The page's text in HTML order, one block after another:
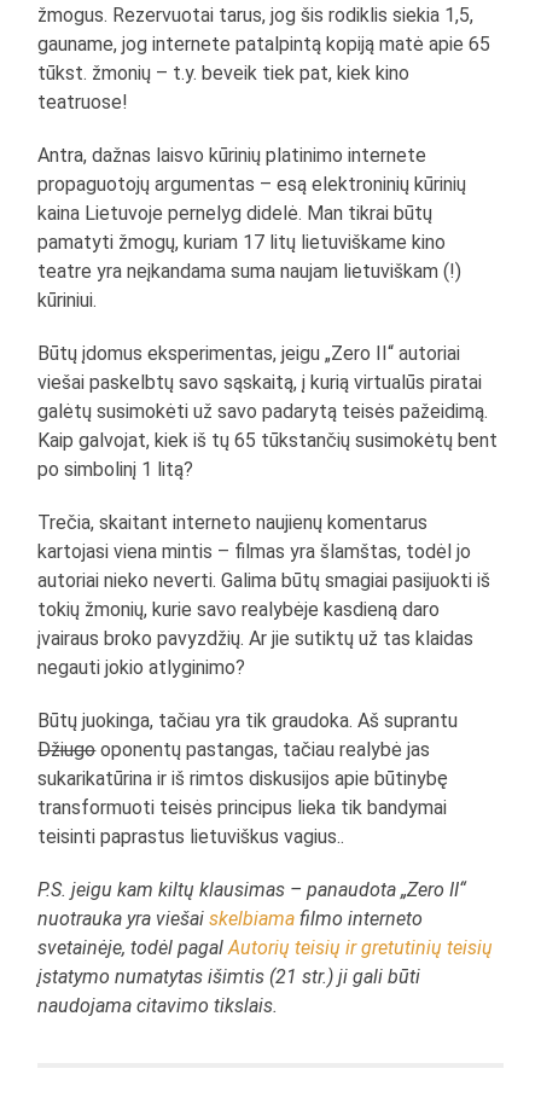
žmogus. Rezervuotai tarus, jog šis rodiklis siekia 1,5,
gauname, jog internete patalpintą kopiją matė apie 65
tūkst. žmonių – t.y. beveik tiek pat, kiek kino
teatruose!
Antra, dažnas laisvo kūrinių platinimo internete
propaguotojų argumentas – esą elektroninių kūrinių
kaina Lietuvoje pernelyg didelė. Man tikrai būtų
pamatyti žmogų, kuriam 17 litų lietuviškame kino
teatre yra neįkandama suma naujam lietuviškam (!)
kūriniui.
Būtų įdomus eksperimentas, jeigu „Zero II“ autoriai
viešai paskelbtų savo sąskaitą, į kurią virtualūs piratai
galėtų susimokėti už savo padarytą teisės pažeidimą.
Kaip galvojat, kiek iš tų 65 tūkstančių susimokėtų bent
po simbolinį 1 litą?
Trečia, skaitant interneto naujienų komentarus
kartojasi viena mintis – filmas yra šlamštas, todėl jo
autoriai nieko neverti. Galima būtų smagiai pasijuokti iš
tokių žmonių, kurie savo realybėje kasdieną daro
įvairaus broko pavyzdžių. Ar jie sutiktų už tas klaidas
negauti jokio atlyginimo?
Būtų juokinga, tačiau yra tik graudoka. Aš suprantu
Džiugooponentų pastangas, tačiau realybė jas
sukarikatūrina ir iš rimtos diskusijos apie būtinybę
transformuoti teisės principus lieka tik bandymai
teisinti paprastus lietuviškus vagius..
P.S. jeigu kam kiltų klausimas – panaudota „Zero II“
nuotrauka yra viešaiskelbiama filmo interneto
svetainėje, todėl pagalAutorių teisių ir gretutinių teisių
įstatymo numatytas išimtis (21 str.) ji gali būti
naudojama citavimo tikslais.